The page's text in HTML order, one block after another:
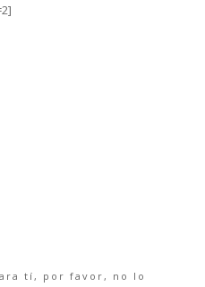
tí, por favor, no lo